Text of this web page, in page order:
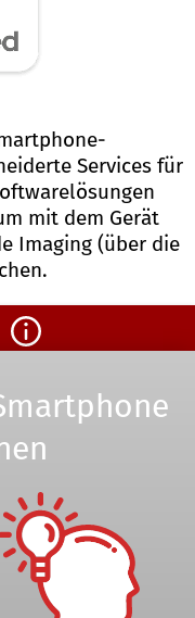
Services für
mit dem Gerät
Imaging (über die